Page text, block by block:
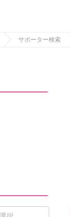
サポーター検索